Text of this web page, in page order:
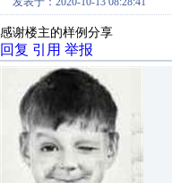
感谢楼主的样例分享
回复 引用 举报